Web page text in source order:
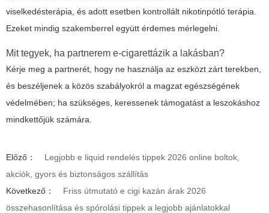
viselkedésterápia, és adott esetben kontrollált nikotinpótló terápia.
Ezeket mindig szakemberrel együtt érdemes mérlegelni.
Mit tegyek, ha partnerem e-cigarettázik a lakásban?
Kérje meg a partnerét, hogy ne használja az eszközt zárt terekben,
és beszéljenek a közös szabályokról a magzat egészségének
védelmében; ha szükséges, keressenek támogatást a leszokáshoz
mindkettőjük számára.
Előző：
Legjobb e liquid rendelés tippek 2026 online boltok,
akciók, gyors és biztonságos szállítás
Következő：
Friss útmutató e cigi kazán árak 2026
összehasonlítása és spórolási tippek a legjobb ajánlatokkal